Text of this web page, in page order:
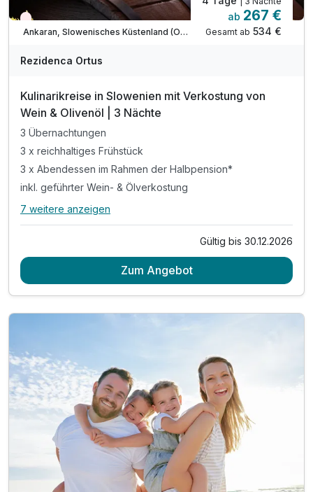
Wieder frei ab September
Ankaran, Slowenisches Küstenland (Obalno-kraska)
ab 267 €
Gesamt ab 534 €
Rezidenca Ortus
Kulinarikreise in Slowenien mit Verkostung von
Wein & Olivenöl | 3 Nächte
3 Übernachtungen
3 x reichhaltiges Frühstück
3 x Abendessen im Rahmen der Halbpension*
inkl. geführter Wein- & Ölverkostung
Alle Inklusivleistungen
3 x reichhaltiges Frühstück
inkl. Weingutbesichtigung Bordon oder Santomas
1x Eintritt in die Sauna für 3 Std (ab 15 Jahren)
inkl. Entspannung auf dem Barfuß-Kneipp-Pfad
inkl. Parkplatz & W-LAN Nutzung
Nutzung des Außenpools (ca. Mai-September)
* am Sonntag hat das Restaurant geschlossen
7 weitere anzeigen
Gültig bis 30.12.2026
Zum Angebot